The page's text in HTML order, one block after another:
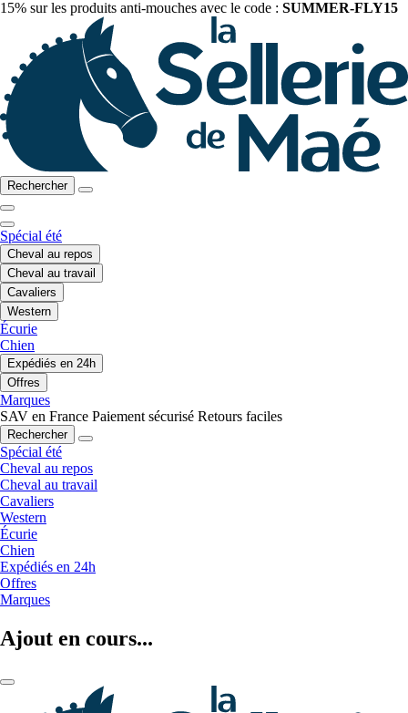
15% sur les produits anti-mouches avec le code : SUMMER-FLY15
Rechercher
Spécial été
Cheval au repos
Cheval au travail
Cavaliers
Western
Écurie
Chien
Expédiés en 24h
Offres
Marques
SAV en France Paiement sécurisé Retours faciles
Rechercher
Spécial été
Cheval au repos
Cheval au travail
Cavaliers
Western
Écurie
Chien
Expédiés en 24h
Offres
Marques
Ajout en cours...